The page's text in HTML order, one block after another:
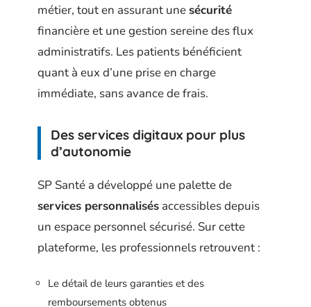
métier, tout en assurant unesécurité
financière et une gestion sereine des flux
administratifs. Les patients bénéficient
quant à eux d’une prise en charge
immédiate, sans avance de frais.
Des services digitaux pour plus
d’autonomie
SP Santé a développé une palette de
services personnalisés accessibles depuis
un espace personnel sécurisé. Sur cette
plateforme, les professionnels retrouvent :
Le détail de leurs garanties et des
remboursements obtenus